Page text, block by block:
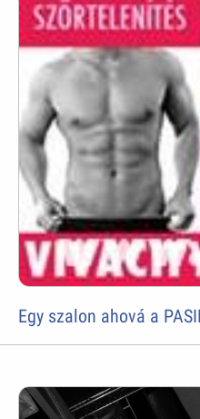
Egy szalon ahová a